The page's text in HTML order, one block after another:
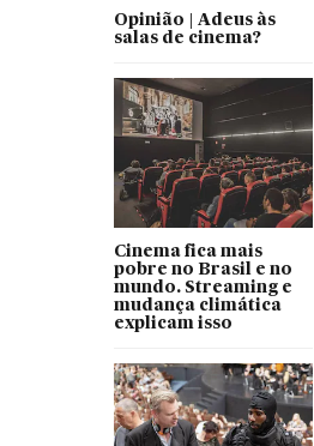
Opinião | Adeus às
salas de cinema?
Cinema fica mais
pobre no Brasil e no
mundo. Streaming e
mudança climática
explicam isso